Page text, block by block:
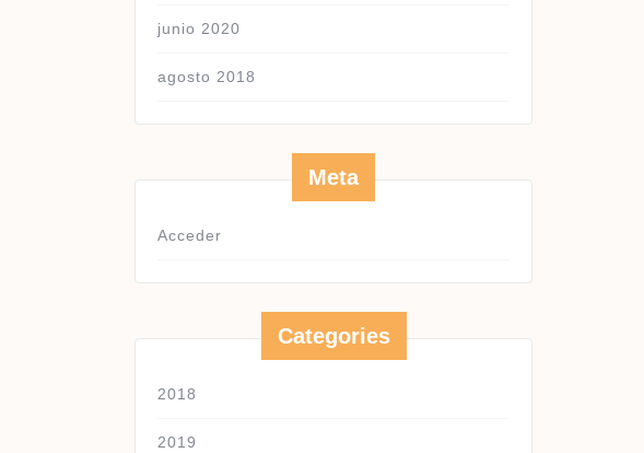
junio 2020
agosto 2018
Meta
Acceder
Categories
2018
2019